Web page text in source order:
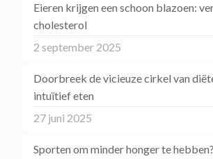
Eieren krijgen een schoon blazoen:
cholesterol
2 september 2025
Doorbreek de vicieuze cirkel van
intuïtief eten
27 juni 2025
Sporten om minder honger te hebben?